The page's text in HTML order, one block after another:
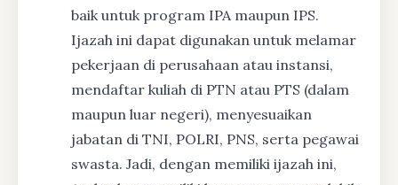
baik untuk program IPA maupun IPS.
Ijazah ini dapat digunakan untuk melamar
pekerjaan di perusahaan atau instansi,
mendaftar kuliah di PTN atau PTS (dalam
maupun luar negeri), menyesuaikan
jabatan di TNI, POLRI, PNS, serta pegawai
swasta. Jadi, dengan memiliki ijazah ini,